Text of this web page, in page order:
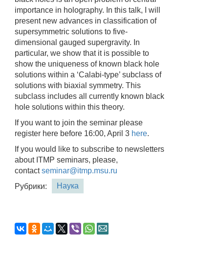
importance in holography. In this talk, I will
present new advances in classification of
supersymmetric solutions to five-
dimensional gauged supergravity. In
particular, we show that it is possible to
show the uniqueness of known black hole
solutions within a ‘Calabi-type’ subclass of
solutions with biaxial symmetry. This
subclass includes all currently known black
hole solutions within this theory.
If you want to join the seminar please
register here before 16:00, April 3 here.
If you would like to subscribe to newsletters
about ITMP seminars, please,
contactseminar@itmp.msu.ru
Рубрики:
Наука